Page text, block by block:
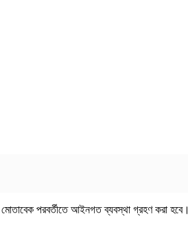
মোতাবেক পরবর্তীতে আইনগত ব্যবস্থা গ্রহণ করা হবে।